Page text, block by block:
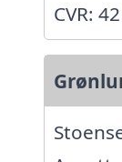
CVR: